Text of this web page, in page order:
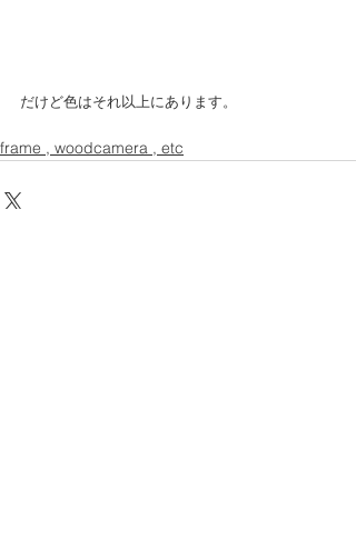
だけど色はそれ以上にあります。
frame , woodcamera , etc